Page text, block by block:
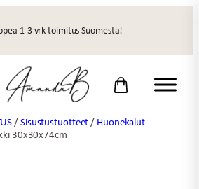
1-3 vrk toimitus Suomesta!
/Sisustustuotteet/ Huonekalut
30x30x74cm